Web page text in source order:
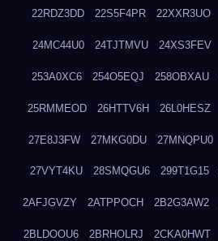
22RDZ3DD 22S5F4PR 22XXR3UO
24MC44U0 24TJTMVU 24XS3FEV
253A0XC6 254O5EQJ 258OBXAU
25RMMEOD 26HTTV6H 26L0HESZ
27E8J3FW 27MKG0DU 27MNQPU0
27VYT4KU 28SMQGU6 299T1G15
2AFJGVZY 2ATPPOCH 2B2G3AW2
2BLDOOU6 2BRHOLRJ 2CKA0HWT